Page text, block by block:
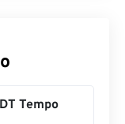
Tempo